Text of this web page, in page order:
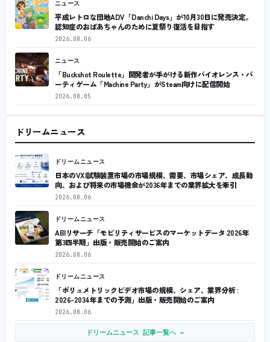
ニュース
平成レトロな団地ADV「Danchi Days」が10月30日に発売決定。
認知症のおばあちゃんのために夏祭り復活を目指す
2026.08.06
ニュース
「Buckshot Roulette」開発者が手がける新作バイオレンス・パ
ーティゲーム「Machine Party」がSteam向けに配信開始
2026.08.05
ドリームニュース
ドリームニュース
日本のVXI試験装置市場の市場規模、需要、市場シェア、成長動
向、および将来の市場機会が2036年までの業界拡大を牽引
2026.08.06
ドリームニュース
ABIリサーチ「モビリティサービスのマーケットデータ 2026年
第3四半期」出版・販売開始のご案内
2026.08.06
ドリームニュース
「ボリュメトリックビデオ市場の規模、シェア、業界分析 :
2026-2034年までの予測」出版・販売開始のご案内
2026.08.06
ドリームニュース 記事一覧へ →